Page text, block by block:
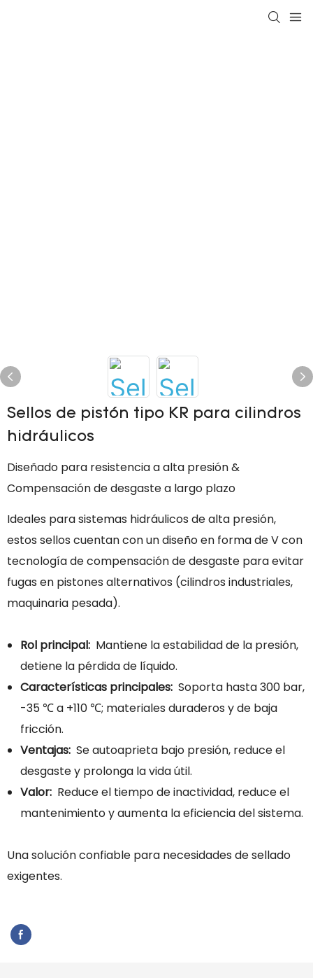
Sellos de pistón tipo KR para cilindros
hidráulicos
Diseñado para resistencia a alta presión &
Compensación de desgaste a largo plazo
Ideales para sistemas hidráulicos de alta presión,
estos sellos cuentan con un diseño en forma de V con
tecnología de compensación de desgaste para evitar
fugas en pistones alternativos (cilindros industriales,
maquinaria pesada).
Rol principal: Mantiene la estabilidad de la presión,
detiene la pérdida de líquido.
Características principales: Soporta hasta 300 bar,
-35 ℃ a +110 ℃; materiales duraderos y de baja
fricción.
Ventajas: Se autoaprieta bajo presión, reduce el
desgaste y prolonga la vida útil.
Valor: Reduce el tiempo de inactividad, reduce el
mantenimiento y aumenta la eficiencia del sistema.
Una solución confiable para necesidades de sellado
exigentes.